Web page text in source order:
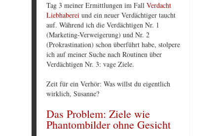
Tag 3 meiner Ermittlungen im Fall Verdacht
Liebhaberei und ein neuer Verdächtiger taucht
auf. Während ich die Verdächtigen Nr. 1
(Marketing-Verweigerung) und Nr. 2
(Prokrastination) schon überführt habe, stolpere
ich auf meiner Suche nach Routinen über
Verdächtigen Nr. 3: vage Ziele.
Zeit für ein Verhör: Was willst du eigentlich
wirklich, Susanne?
Das Problem: Ziele wie
Phantombilder ohne Gesicht